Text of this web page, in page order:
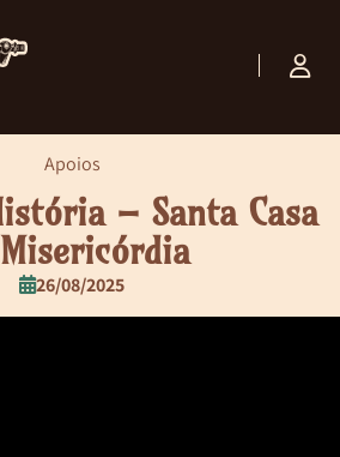
– Santa Casa
Apoios
26/08/2025